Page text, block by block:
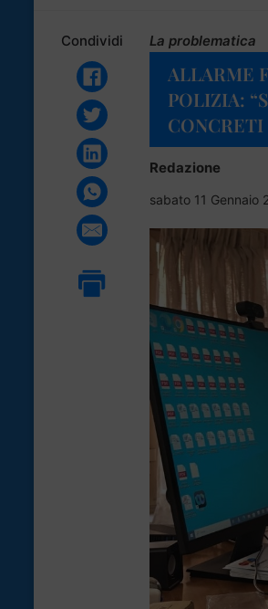
Condividi La problematica
ALLARME
POLIZIA:
CONCRETI
Redazione
sabato 11 Gennaio